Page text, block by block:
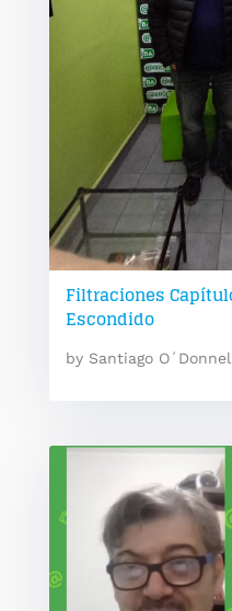
Filtraciones
Escondido
by Santiago